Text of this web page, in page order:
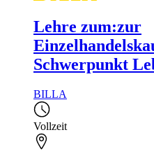
Lehre zum:zur
Schwerpunkt
BILLA
Vollzeit